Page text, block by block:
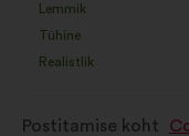
:Lemmik
:korda
Tühine
korda
Realistlik
:korda
Postitamise koht